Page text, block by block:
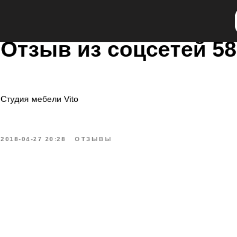
Отзыв из соцсетей 58
Cтудия мебели Vito
2018-04-27 20:28 ОТЗЫВЫ